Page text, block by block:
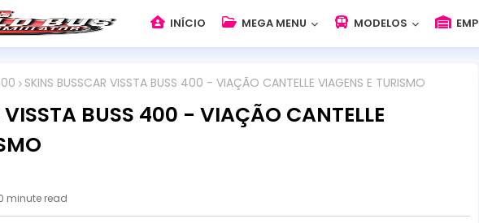
INÍCIO MEGA MENU MODELOS
SKINS BUSSCAR VISSTA BUSS 400 - VIAÇÃO CANTELLE VIAGENS E TURISMO
VISSTA BUSS 400 - VIAÇÃO CANTELLE
minute read